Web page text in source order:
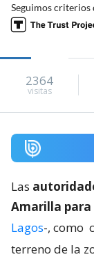
Seguimos criterios
2364
visitas
Las
Amarilla para
Lagos-, como
terreno de la